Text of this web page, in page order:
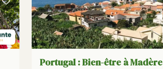
Portugal : Bien-être à Madère